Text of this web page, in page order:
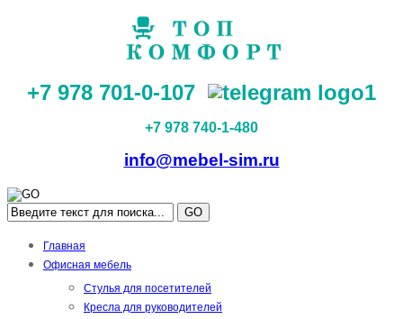
+7 978 701-0-107
+7 978 740-1-480
info@mebel-sim.ru
GO
Главная
Офисная мебель
Стулья для посетителей
Кресла для руководителей